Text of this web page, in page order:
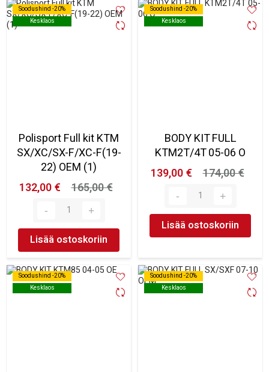
Soodushind -20%
Kesklaos
Soodushind -20%
Kesklaos
Polisport Full kit KTM
SX/XC/SX-F/XC-F(19-
22) OEM (1)
132,00 €
165,00 €
Lisää ostoskoriin
Soodushind -20%
Kesklaos
Soodushind -20%
Kesklaos
BODY KIT FULL
KTM2T/4T 05-06 O
139,00 €
174,00 €
Lisää ostoskoriin
Soodushind -20%
Kesklaos
Soodushind -20%
Kesklaos
Soodushind -20%
Kesklaos
Soodushind -20%
Kesklaos